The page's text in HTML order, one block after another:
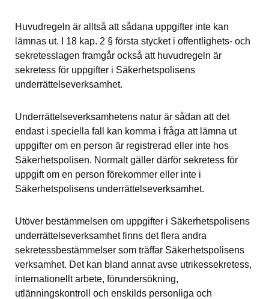
Huvudregeln är alltså att sådana uppgifter inte kan
lämnas ut. I 18 kap. 2 § första stycket i offentlighets- och
sekretesslagen framgår också att huvudregeln är
sekretess för uppgifter i Säkerhetspolisens
underrättelseverksamhet.
Underrättelseverksamhetens natur är sådan att det
endast i speciella fall kan komma i fråga att lämna ut
uppgifter om en person är registrerad eller inte hos
Säkerhetspolisen. Normalt gäller därför sekretess för
uppgift om en person förekommer eller inte i
Säkerhetspolisens underrättelseverksamhet.
Utöver bestämmelsen om uppgifter i Säkerhetspolisens
underrättelseverksamhet finns det flera andra
sekretessbestämmelser som träffar Säkerhetspolisens
verksamhet. Det kan bland annat avse utrikessekretess,
internationellt arbete, förundersökning,
utlänningskontroll och enskilds personliga och